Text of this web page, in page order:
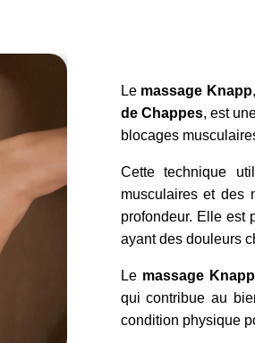
Le massage Knapp
de Chappes, est
blocages
Cette technique
musculaires et des
profondeur. Elle est
ayant des douleurs
Le massage Knapp
qui contribue au
condition physique